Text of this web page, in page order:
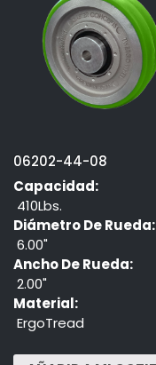
06202-44-08
Capacidad:
410Lbs.
Diámetro De Rueda:
6.00"
Ancho De Rueda:
2.00"
Material:
ErgoTread